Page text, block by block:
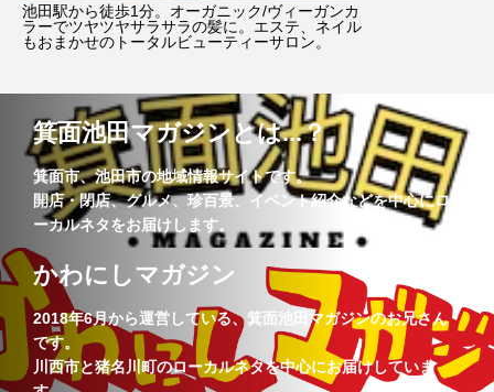
池田駅から徒歩1分。オーガニック/ヴィーガンカ
ラーでツヤツヤサラサラの髪に。エステ、ネイル
もおまかせのトータルビューティーサロン。
箕面池田マガジンとは...？
箕面市、池田市の地域情報サイトです。
開店・閉店、グルメ、珍百景、イベント紹介などを中心にロ
ーカルネタをお届けします。
かわにしマガジン
2018年6月から運営している、箕面池田マガジンのお兄さん
です。
川西市と猪名川町のローカルネタを中心にお届けしていま